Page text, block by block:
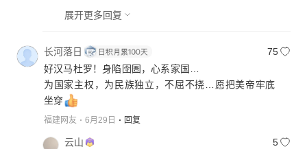
展开更多回复
长河落日
75
好汉马杜罗！身陷囹圄，心系家国…
为国家主权，为民族独立，不屈不挠…愿把美帝牢底
坐穿
福建网友 6月29日 回复
云山
5